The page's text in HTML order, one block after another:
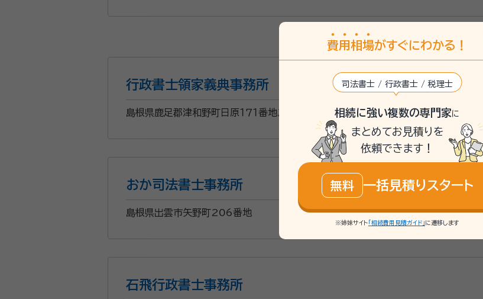
説明はわかりやすく、明細も細かく書いていただいたので、納得し契約しました。連絡も速やかで
また相談事あれば、お願いしたいと思っています。
契約後の感想
とても話しやすく、説明もわかりやすいです。電話やメールなど連絡も取りやすいです。
相続・遺言・終活のことなら、なんでも相談してください。 当事務所は相続・遺言書
い。 初回の相談料は無料で、お客様のもとへ出張相談もさせていただいております。
資格等：行政書士
行政書士領家義典事務所
島根県鹿足郡津和野町日原１７１番地２
おか司法書士事務所
島根県出雲市矢野町206番地
石飛行政書士事務所
費用 相場がすぐにわかる！
司法書士 / 行政書士 / 税理士
相続に強い複数の専門家に
まとめてお見積りを
依頼できます！
無料 一括見積りスタート
※姉妹サイト 「相続費用見積ガイド」 に遷移します